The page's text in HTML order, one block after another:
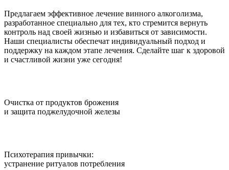
Предлагаем эффективное лечение винного алкоголизма,
разработанное специально для тех, кто стремится вернуть
контроль над своей жизнью и избавиться от зависимости.
Наши специалисты обеспечат индивидуальный подход и
поддержку на каждом этапе лечения. Сделайте шаг к здоровой
и счастливой жизни уже сегодня!
Очистка от продуктов брожения
и защита поджелудочной железы
Психотерапия привычки:
устранение ритуалов потребления